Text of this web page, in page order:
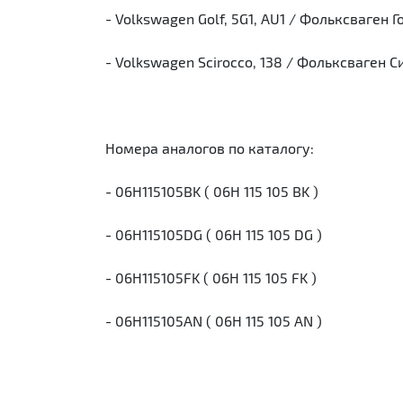
- Volkswagen Golf, 5G1, AU1 / Фольксваген
- Volkswagen Scirocco, 138 / Фольксваген
Номера аналогов по каталогу:
- 06H115105BK ( 06H 115 105 BK )
- 06H115105DG ( 06H 115 105 DG )
- 06H115105FK ( 06H 115 105 FK )
- 06H115105AN ( 06H 115 105 AN )